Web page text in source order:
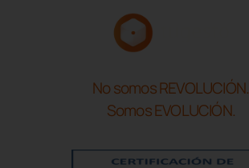
No somos REVOLUCIÓN.
Somos EVOLUCIÓN.